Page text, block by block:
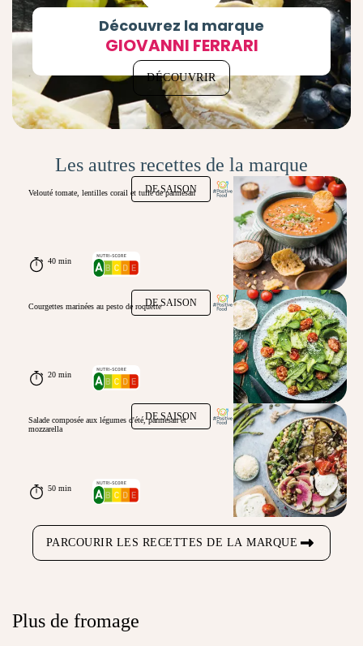
Découvrez la marque
GIOVANNI FERRARI
DÉCOUVRIR
Les autres recettes de la marque
DE SAISON
Velouté tomate, lentilles corail et tuile de parmesan
40 min
DE SAISON
Courgettes marinées au pesto de roquette
20 min
DE SAISON
Salade composée aux légumes d'été, parmesan et
mozzarella
50 min
PARCOURIR LES RECETTES DE LA MARQUE
Plus de fromage